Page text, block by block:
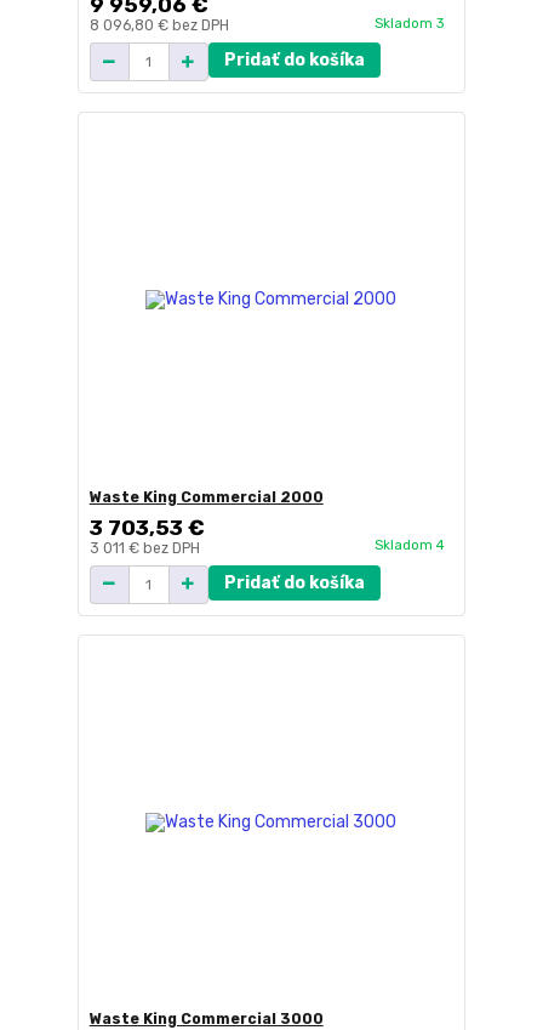
9 959,06 €
8 096,80 € bez DPH Skladom 3
Pridať do košíka
Waste King Commercial 2000
3 703,53 €
3 011 € bez DPH Skladom 4
Pridať do košíka
Waste King Commercial 3000